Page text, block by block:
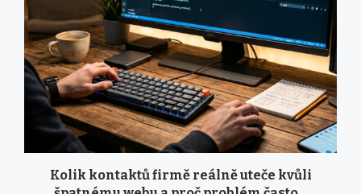
Kolik kontaktů firmě reálně uteče kvůli